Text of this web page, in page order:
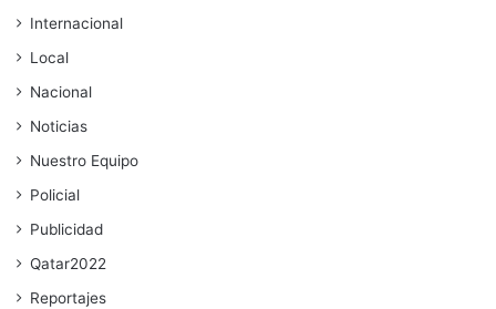
Internacional
Local
Nacional
Noticias
Nuestro Equipo
Policial
Publicidad
Qatar2022
Reportajes